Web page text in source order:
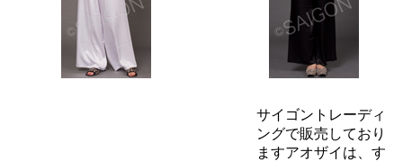
サイゴントレーディ
ングで販売しており
ますアオザイは、す